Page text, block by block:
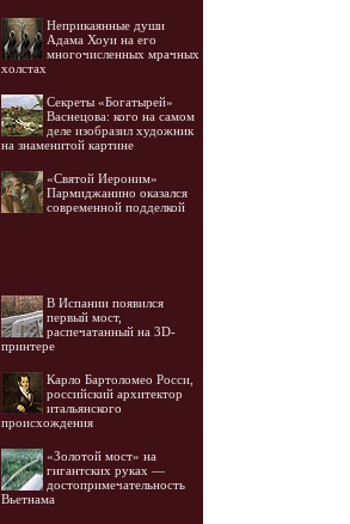
Неприкаянные души
Адама Хоуи на его
многочисленных мрачных
холстах
Секреты «Богатырей»
Васнецова: кого на самом
деле изобразил художник
на знаменитой картине
«Святой Иероним»
Пармиджанино оказался
современной подделкой
В Испании появился
первый мост,
распечатанный на 3D-
принтере
Карло Бартоломео Росси,
российский архитектор
итальянского
происхождения
«Золотой мост» на
гигантских руках —
достопримечательность
Вьетнама